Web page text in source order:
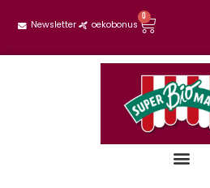
Newsletter oekobonus
0